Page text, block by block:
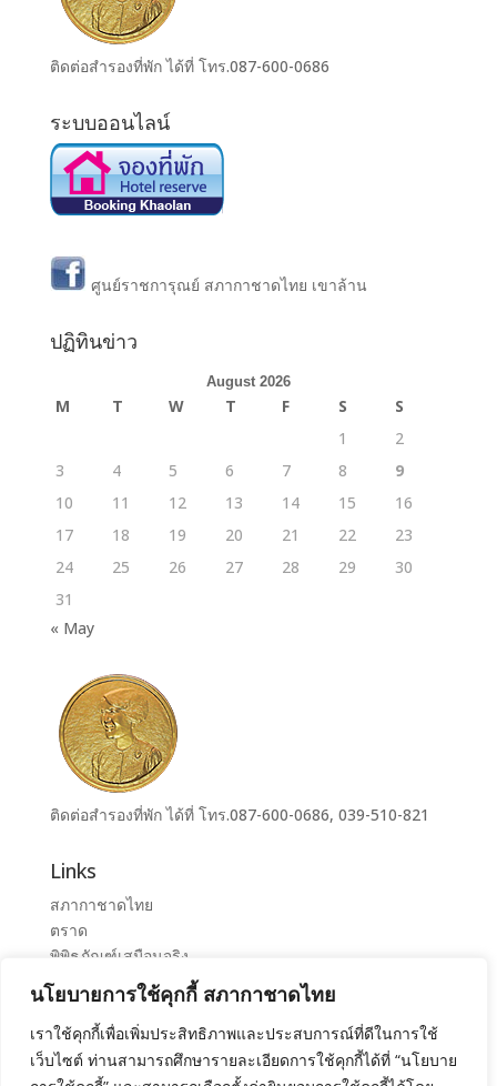
นโยบายการใช้คุกกี้ สภากาชาดไทย
เราใช้คุกกี้เพื่อเพิ่มประสิทธิภาพและประสบการณ์ที่ดีในการใช้
เว็บไซต์ ท่านสามารถศึกษารายละเอียดการใช้คุกกี้ได้ที่ “นโยบาย
ติดต่อสำรองที่พัก ได้ที่ โทร.087-600-0686
ระบบออนไลน์
ศูนย์ราชการุณย์ สภากาชาดไทย เขาล้าน
ปฏิทินข่าว
August 2026
M T W T F S
S
1
2
3
4 5 6 7 8
9
10
11 12 13 14 15
16
17
18 19 20 21 22
23
24
25 26 27 28 29
30
31
« May
ติดต่อสำรองที่พัก ได้ที่ โทร.087-600-0686, 039-510-821
Links
สภากาชาดไทย
ตราด
พิพิธภัณฑ์เสมือนจริง
ระบบจองห้องศูนย์ราชการุณย์สภากาชาดไทย เขาล้าน
ศูนย์ราชการุณย์ สภากาชาดไทย เขาล้าน